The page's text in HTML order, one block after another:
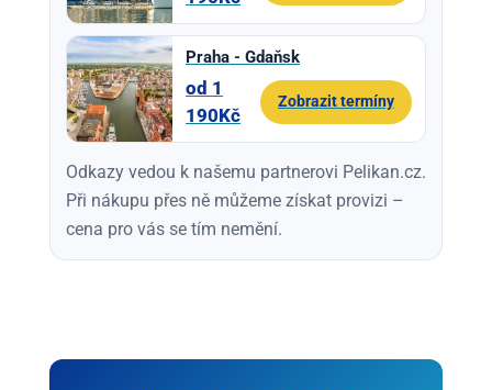
Praha - Gdaňsk
od 1
190Kč
Zobrazit termíny
Odkazy vedou k našemu partnerovi Pelikan.cz.
Při nákupu přes ně můžeme získat provizi –
cena pro vás se tím nemění.